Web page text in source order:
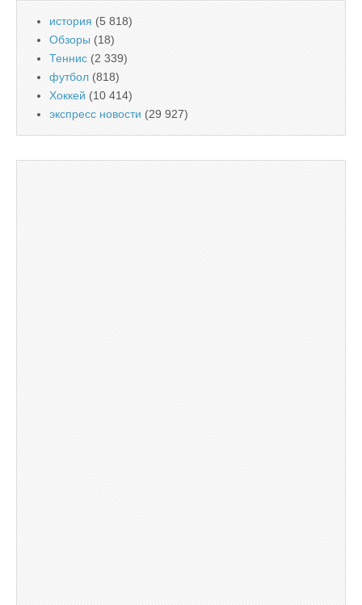
история (5 818)
Обзоры (18)
Теннис (2 339)
футбол (818)
Хоккей (10 414)
экспресс новости (29 927)